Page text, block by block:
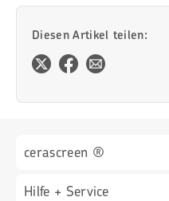
Diesen Artikel teilen:
cerascreen ®
Für Geschäftskund*innen
Hilfe + Service